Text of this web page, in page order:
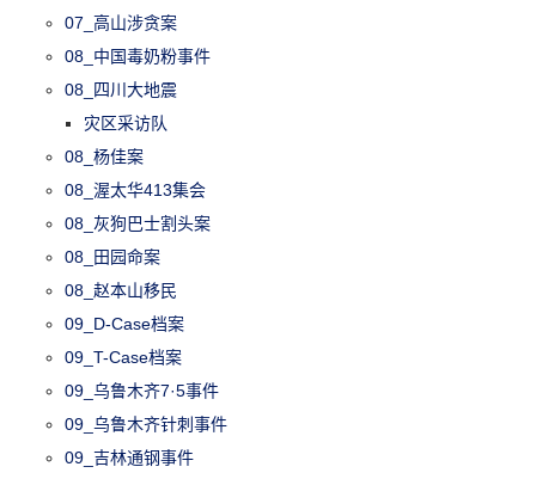
07_高山涉贪案
08_中国毒奶粉事件
08_四川大地震
灾区采访队
08_杨佳案
08_渥太华413集会
08_灰狗巴士割头案
08_田园命案
08_赵本山移民
09_D-Case档案
09_T-Case档案
09_乌鲁木齐7·5事件
09_乌鲁木齐针刺事件
09_吉林通钢事件